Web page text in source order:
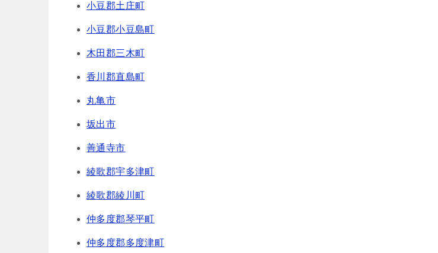
小豆郡土庄町
小豆郡小豆島町
木田郡三木町
香川郡直島町
丸亀市
坂出市
善通寺市
綾歌郡宇多津町
綾歌郡綾川町
仲多度郡琴平町
仲多度郡多度津町